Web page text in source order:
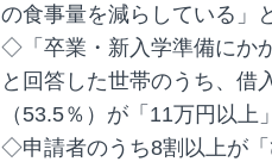
の食事量を減らしている」
◇「卒業・新入学準備にか
と回答した世帯のうち、借
（53.5％）が「11万円以上
◇申請者のうち8割以上が